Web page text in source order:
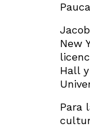
New
Hall
Para